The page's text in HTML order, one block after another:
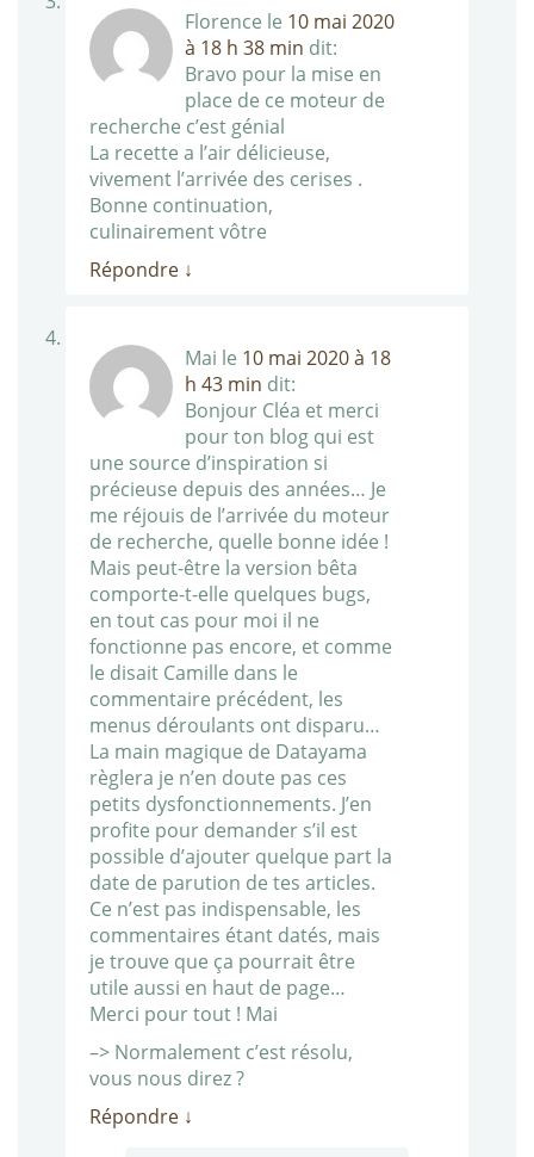
Florence le 10 mai 2020
à 18 h 38 min dit:
Bravo pour la mise en
place de ce moteur de
recherche c’est génial
La recette a l’air délicieuse,
vivement l’arrivée des cerises .
Bonne continuation,
culinairement vôtre
Répondre ↓
Mai le 10 mai 2020 à 18
h 43 min dit:
Bonjour Cléa et merci
pour ton blog qui est
une source d’inspiration si
précieuse depuis des années… Je
me réjouis de l’arrivée du moteur
de recherche, quelle bonne idée !
Mais peut-être la version bêta
comporte-t-elle quelques bugs,
en tout cas pour moi il ne
fonctionne pas encore, et comme
le disait Camille dans le
commentaire précédent, les
menus déroulants ont disparu…
La main magique de Datayama
règlera je n’en doute pas ces
petits dysfonctionnements. J’en
profite pour demander s’il est
possible d’ajouter quelque part la
date de parution de tes articles.
Ce n’est pas indispensable, les
commentaires étant datés, mais
je trouve que ça pourrait être
utile aussi en haut de page…
Merci pour tout ! Mai
–> Normalement c’est résolu,
vous nous direz ?
Répondre ↓